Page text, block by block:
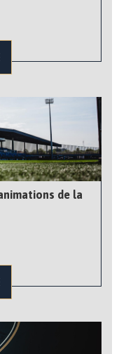
de la